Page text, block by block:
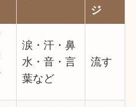
ジ
涙・汗・鼻
水・音・言
葉など
流す